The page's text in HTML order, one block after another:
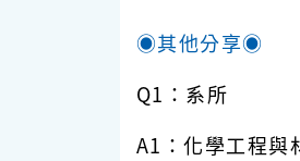
◉其他分享◉
Q1：系所
A1：化學工程與